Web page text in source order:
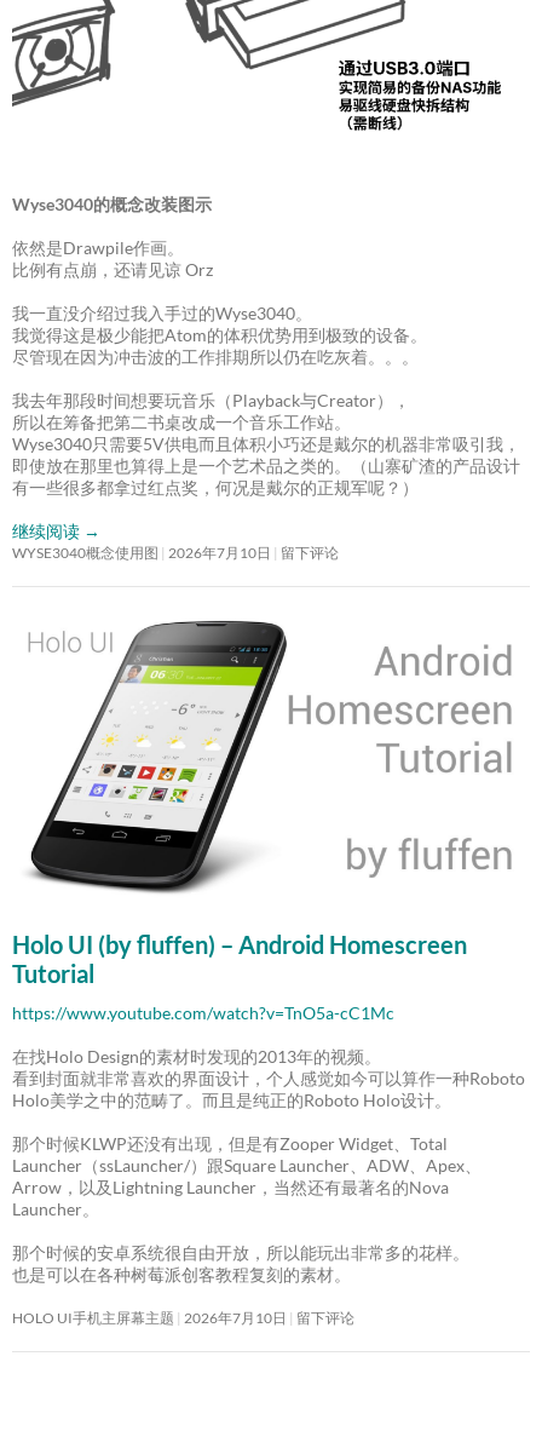
Wyse3040的概念改装图示
依然是Drawpile作画。
比例有点崩，还请见谅 Orz
我一直没介绍过我入手过的Wyse3040。
我觉得这是极少能把Atom的体积优势用到极致的设备。
尽管现在因为冲击波的工作排期所以仍在吃灰着。。。
我去年那段时间想要玩音乐（Playback与Creator），
所以在筹备把第二书桌改成一个音乐工作站。
Wyse3040只需要5V供电而且体积小巧还是戴尔的机器非常吸引我，
即使放在那里也算得上是一个艺术品之类的。（山寨矿渣的产品设计
有一些很多都拿过红点奖，何况是戴尔的正规军呢？）
继续阅读 →
WYSE3040概念使用图 2026年7月10日 留下评论
Holo UI (by fluffen) – Android Homescreen
Tutorial
https://www.youtube.com/watch?v=TnO5a-cC1Mc
在找Holo Design的素材时发现的2013年的视频。
看到封面就非常喜欢的界面设计，个人感觉如今可以算作一种Roboto
Holo美学之中的范畴了。而且是纯正的Roboto Holo设计。
那个时候KLWP还没有出现，但是有Zooper Widget、Total
Launcher（ssLauncher/）跟Square Launcher、ADW、Apex、
Arrow，以及Lightning Launcher，当然还有最著名的Nova
Launcher。
那个时候的安卓系统很自由开放，所以能玩出非常多的花样。
也是可以在各种树莓派创客教程复刻的素材。
HOLO UI手机主屏幕主题 2026年7月10日 留下评论